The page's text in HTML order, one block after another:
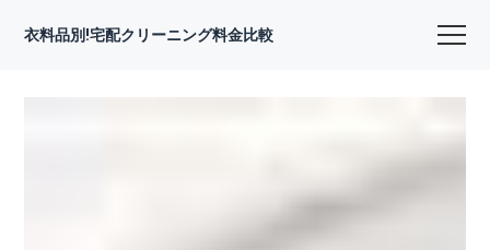
衣料品別!宅配クリーニング料金比較